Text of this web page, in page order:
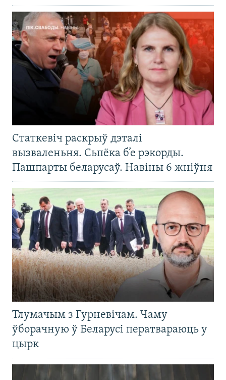
Статкевіч раскрыў дэталі
вызваленьня. Сьпёка б’е рэкорды.
Пашпарты беларусаў. Навіны 6 жніўня
Тлумачым з Гурневічам. Чаму
ўборачную ў Беларусі ператвараюць у
цырк